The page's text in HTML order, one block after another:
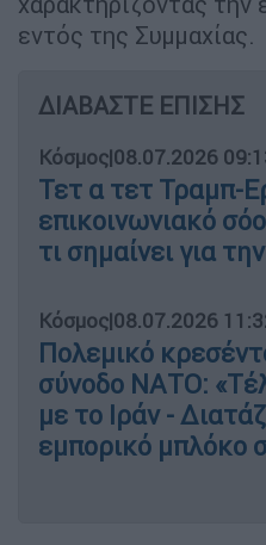
εντός της Συμμαχίας.
ΔΙΑΒΑΣΤΕ ΕΠΙΣΗΣ
Κόσμος|08.07.2026
Τετ α τετ Τραμπ-
επικοινωνιακό
τι σημαίνει για
Κόσμος|08.07.2026
Πολεμικό
σύνοδο ΝΑΤΟ:
με το Ιράν -
εμπορικό μπλόκο